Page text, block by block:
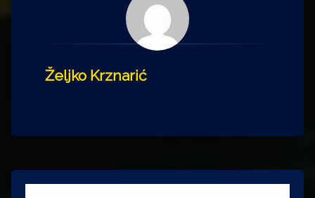
Željko Krznarić